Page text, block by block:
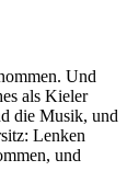
Und
als Kieler
die Musik, und
Lenken
und